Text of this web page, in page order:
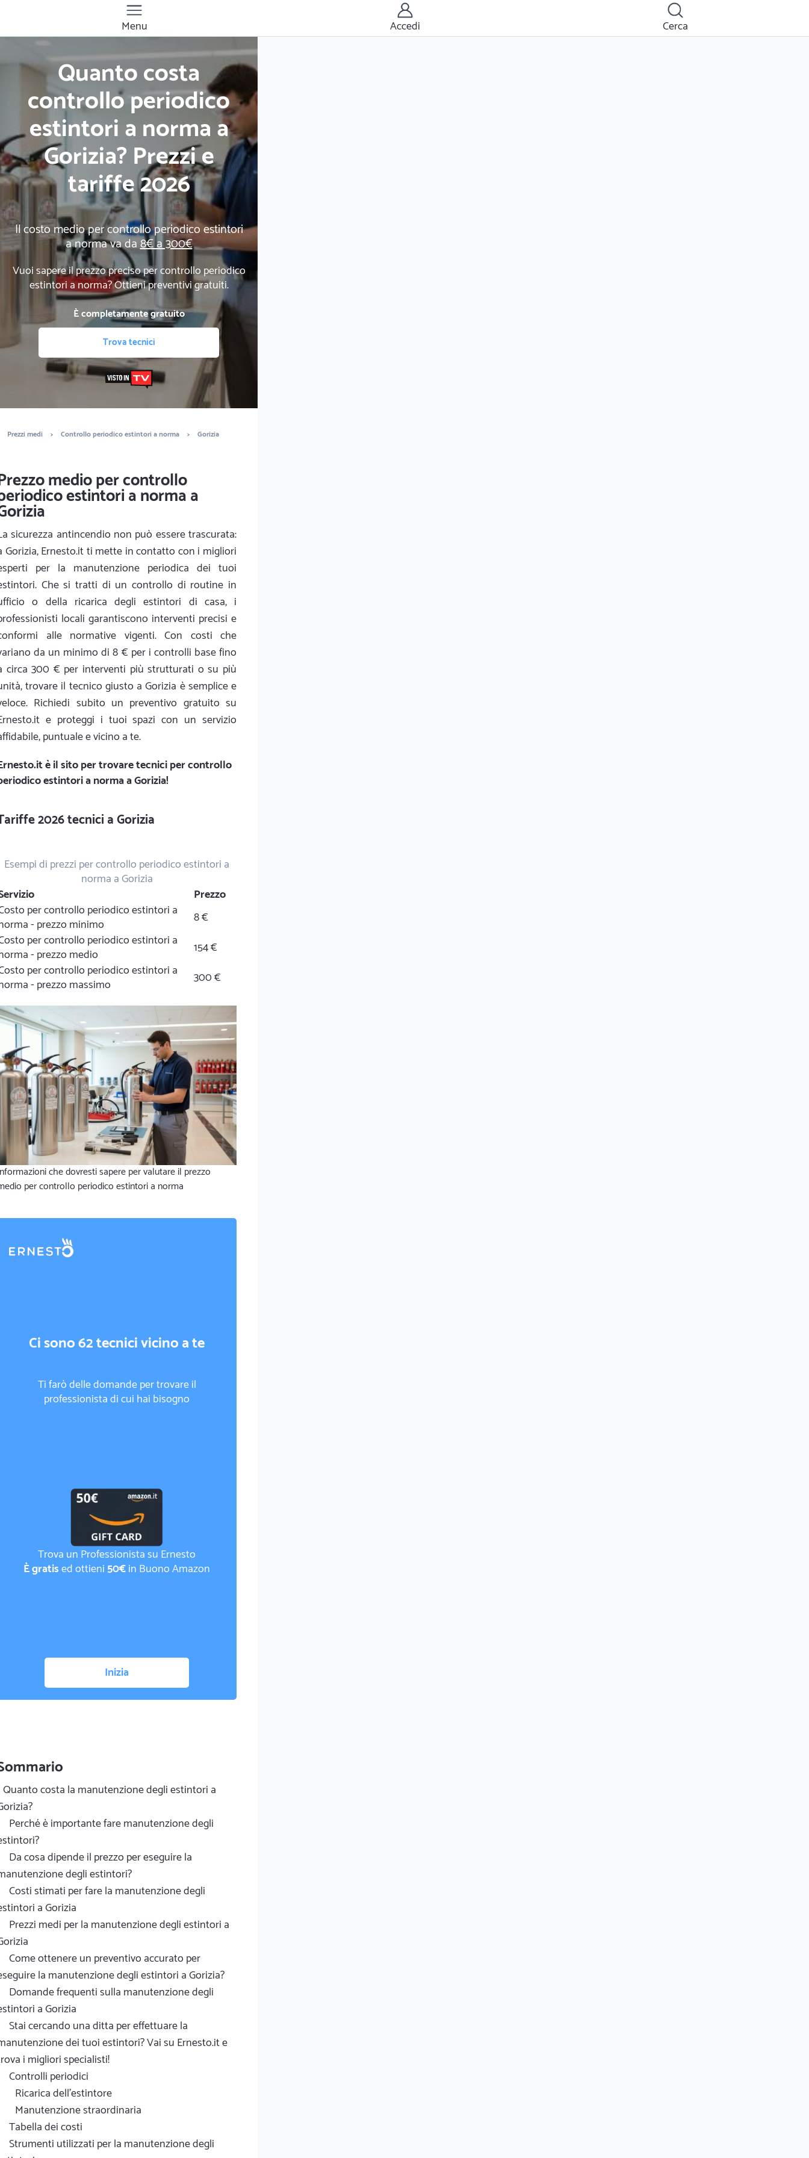
Quanto costa
controllo periodico
estintori a norma a
Gorizia? Prezzi e
tariffe 2026
Il costo medio per controllo periodico estintori
a norma va da8€ a 300€
Vuoi sapere il prezzo preciso per controllo periodico
estintori a norma? Ottieni preventivi gratuiti.
È completamente gratuito
Trova tecnici
Prezzi medi > Controllo periodico estintori a norma > Gorizia
medio per controllo
estintori a norma a
sicurezza antincendio non può essere trascurata:
Gorizia, Ernesto.it ti mette in contatto con i migliori
per la manutenzione periodica dei tuoi
Che si tratti di un controllo di routine in
o della ricarica degli estintori di casa, i
locali garantiscono interventi precisi e
alle normative vigenti. Con costi che
da un minimo di 8 € per i controlli base fino
circa 300 € per interventi più strutturati o su più
trovare il tecnico giusto a Gorizia è semplice e
Richiedi subito un preventivo gratuito su
e proteggi i tuoi spazi con un servizio
puntuale e vicino a te.
è il sito per trovare tecnici per controllo
estintori a norma a Gorizia!
2026 tecnici a Gorizia
Esempi di prezzi per controllo periodico estintori a
norma a Gorizia
Prezzo
per controllo periodico estintori a
- prezzo minimo
8 €
per controllo periodico estintori a
- prezzo medio
154 €
per controllo periodico estintori a
- prezzo massimo
300 €
che dovresti sapere per valutare il prezzo
per controllo periodico estintori a norma
Ci sono 62 tecnici vicino a te
Ti farò delle domande per trovare il
professionista di cui hai bisogno
Trova un Professionista su Ernesto
È gratised ottieni50€in Buono Amazon
Inizia
Quanto costa la manutenzione degli estintori a
Perché è importante fare manutenzione degli
Da cosa dipende il prezzo per eseguire la
degli estintori?
Costi stimati per fare la manutenzione degli
a Gorizia
Prezzi medi per la manutenzione degli estintori a
Come ottenere un preventivo accurato per
la manutenzione degli estintori a Gorizia?
Domande frequenti sulla manutenzione degli
a Gorizia
Stai cercando una ditta per effettuare la
dei tuoi estintori? Vai su Ernesto.it e
i migliori specialisti!
Controlli periodici
Ricarica dell'estintore
Manutenzione straordinaria
Tabella dei costi
Strumenti utilizzati per la manutenzione degli
Menu Accedi Cerca